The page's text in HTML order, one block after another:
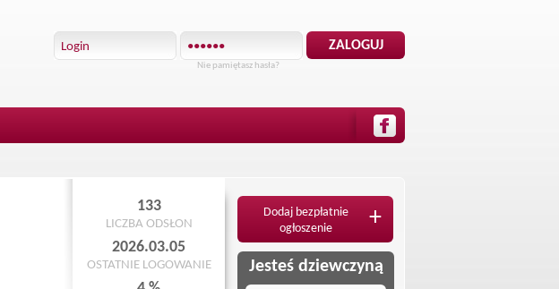
Nie pamiętasz hasła?
133
LICZBA ODSŁON
2026.03.05
OSTATNIE LOGOWANIE
Dodaj bezpłatnie
ogłoszenie
+
Jesteś dziewczyną